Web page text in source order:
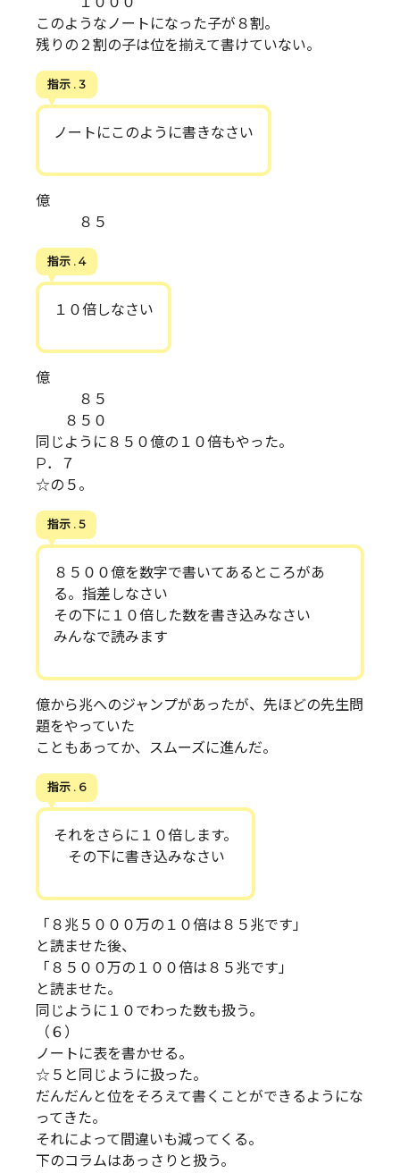
このようなノートになった子が８割。
残りの２割の子は位を揃えて書けていない。
指示 . 3
ノートにこのように書きなさい
億
８５
指示 . 4
１０倍しなさい
億
８５
８５０
同じように８５０億の１０倍もやった。
P．７
☆の５。
指示 . 5
８５００億を数字で書いてあるところがあ
る。指差しなさい
その下に１０倍した数を書き込みなさい
みんなで読みます
億から兆へのジャンプがあったが、先ほどの先生問
題をやっていた
こともあってか、スムーズに進んだ。
指示 . 6
それをさらに１０倍します。
その下に書き込みなさい
「８兆５０００万の１０倍は８５兆です」
と読ませた後、
「８５００万の１００倍は８５兆です」
と読ませた。
同じように１０でわった数も扱う。
（６）
ノートに表を書かせる。
☆５と同じように扱った。
だんだんと位をそろえて書くことができるようにな
ってきた。
それによって間違いも減ってくる。
下のコラムはあっさりと扱う。